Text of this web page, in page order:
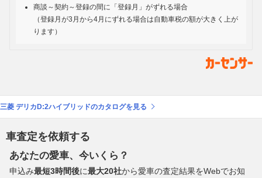
商談～契約～登録の間に「登録月」がずれる場合
（登録月が3月から4月にずれる場合は自動車税の額が大きく上が
ります）
三菱 デリカD:2ハイブリッドのカタログを見る
車査定を依頼する
あなたの愛車、今いくら？
申込み最短3時間後に最大20社から愛車の査定結果をWebでお知